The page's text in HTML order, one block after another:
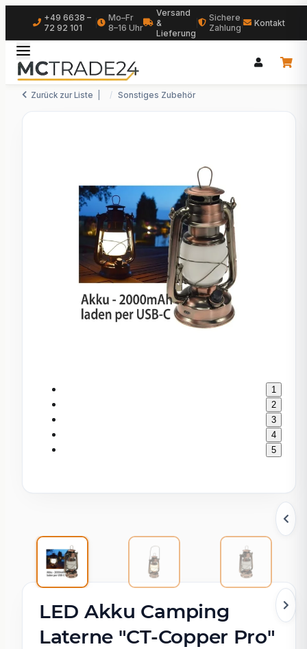
+49 6638 –
72 92 101
Mo–Fr
8–16 Uhr
Versand
&
Lieferung
Sichere
Zahlung
Kontakt
Zurück zur Liste Sonstiges Zubehör
1
2
3
4
5
LED Akku Camping
Laterne "CT-Copper Pro"